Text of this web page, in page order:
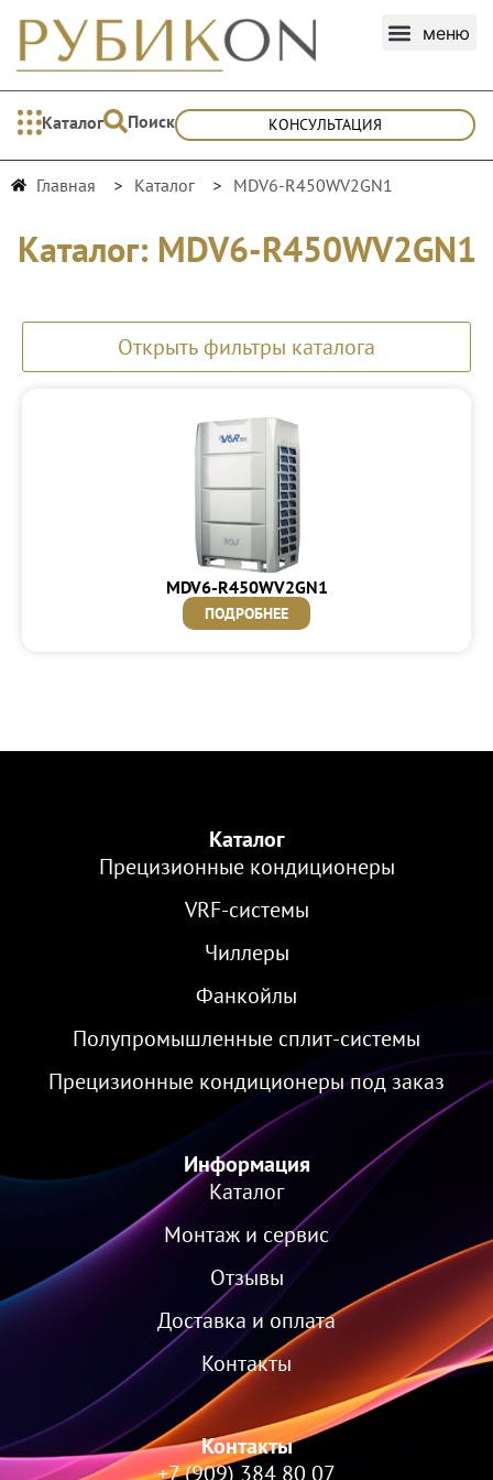
Каталог Поиск КОНСУЛЬТАЦИЯ
Главная Каталог MDV6-R450WV2GN1
Каталог: MDV6-R450WV2GN1
Открыть фильтры каталога
MDV6-R450WV2GN1
ПОДРОБНЕЕ
Каталог
Прецизионные кондиционеры
VRF-cистемы
Чиллеры
Фанкойлы
Полупромышленные сплит-системы
Прецизионные кондиционеры под заказ
Информация
Каталог
Монтаж и сервис
Отзывы
Доставка и оплата
Контакты
Контакты
+7 (909) 384 80 07